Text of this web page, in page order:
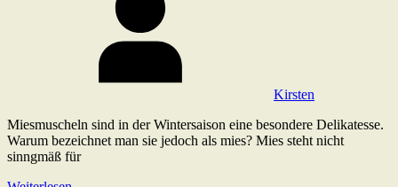
Kirsten
Miesmuscheln sind in der Wintersaison eine besondere Delikatesse.
Warum bezeichnet man sie jedoch als mies? Mies steht nicht
sinngmäß für